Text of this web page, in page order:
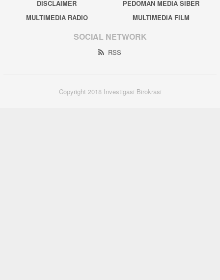
DISCLAIMER
PEDOMAN MEDIA SIBER
MULTIMEDIA RADIO
MULTIMEDIA FILM
SOCIAL NETWORK
RSS
Copyright 2018 Investigasi Birokrasi